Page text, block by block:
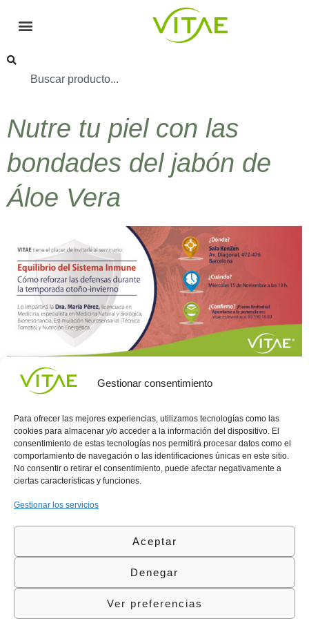
Gestionar consentimiento
Para ofrecer las mejores experiencias, utilizamos tecnologías como las
cookies para almacenar y/o acceder a la información del dispositivo. El
consentimiento de estas tecnologías nos permitirá procesar datos como el
comportamiento de navegación o las identificaciones únicas en este sitio.
No consentir o retirar el consentimiento, puede afectar negativamente a
ciertas características y funciones.
Gestionar los servicios
Aceptar
Denegar
Ver preferencias
Nutre tu piel con las
bondades del jabón de
Áloe Vera
Factores como la contaminación, la radiación, el uso de maquillaje
y el envejecimiento normal de la piel, contribuyen
daño es cada vez más acelerado, debes adquirir un compromiso
mayor en el cuidado de tu piel.
Conocenos
Vitae
internaciona
l
Área
Política
de
Política
de
Calidad
(+34)
935
©Vitae Health Innovation S.L. Todos los derechos